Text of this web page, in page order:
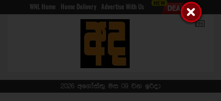
WNL Home Home Delivery Advertise With Us
2026 අගෝස්තු මස 09 වන ඉරිදා